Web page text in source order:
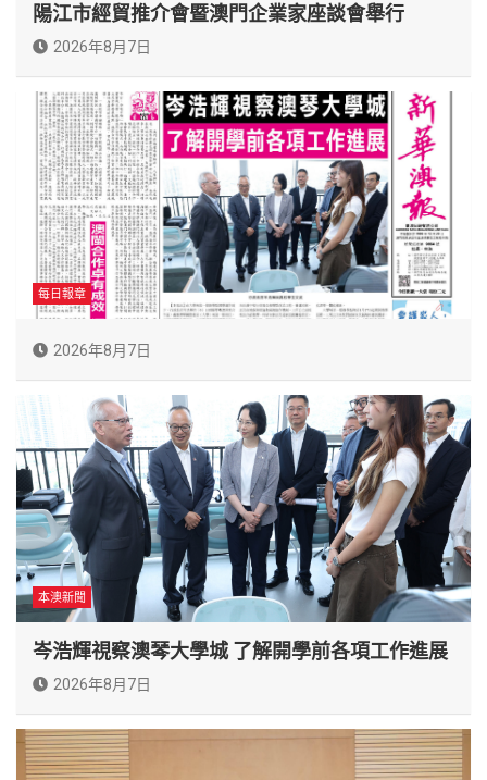
陽江市經貿推介會暨澳門企業家座談會舉行
2026年8月7日
每日報章
2026年8月7日
本澳新聞
岑浩輝視察澳琴大學城 了解開學前各項工作進展
2026年8月7日